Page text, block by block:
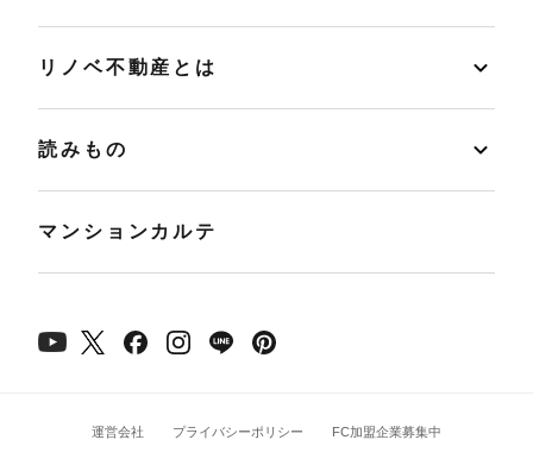
リノベ不動産とは
読みもの
マンションカルテ
運営会社 プライバシーポリシー FC加盟企業募集中